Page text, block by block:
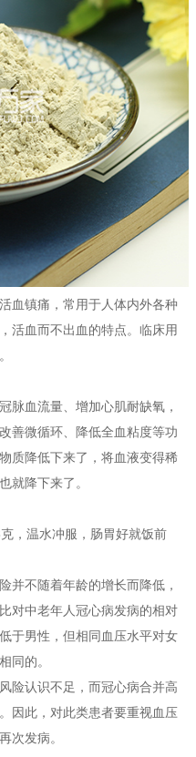
血镇痛，常用于人体内外各种
活血而不出血的特点。临床用
脉血流量、增加心肌耐缺氧，
善微循环、降低全血粘度等功
质降低下来了，将血液变得稀
就降下来了。
，温水冲服，肠胃好就饭前
并不随着年龄的增长而降低，
对中老年人冠心病发病的相对
于男性，但相同血压水平对女
同的。
险认识不足，而冠心病合并高
因此，对此类患者要重视血压
次发病。